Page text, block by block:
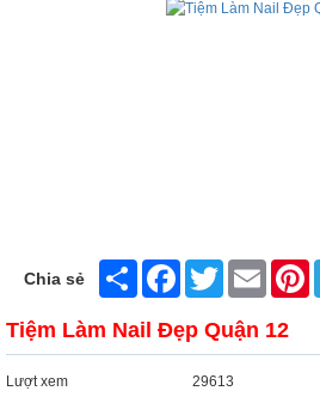
Chia sẻ Share FacebookTwitter Email
Tiệm Làm Nail Đẹp Quận 12
Lượt xem
29613